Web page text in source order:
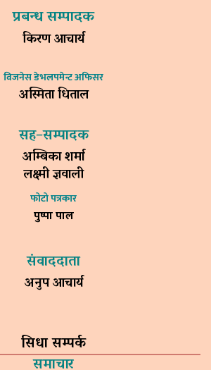
प्रबन्ध सम्पादक
किरण आचार्य
विजनेस डेभलपमेन्ट अफिसर
अस्मिता धिताल
सह–सम्पादक
अम्बिका शर्मा
लक्ष्मी ज्ञवाली
फोटो पत्रकार
पुष्पा पाल
संवाददाता
अनुप आचार्य
सिधा सम्पर्क